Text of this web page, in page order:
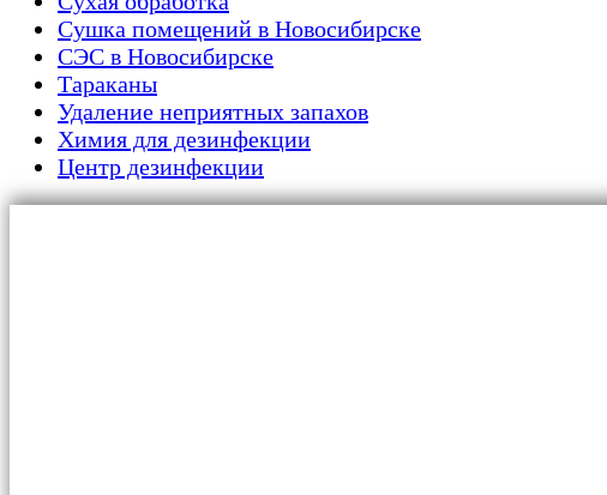
Сушка помещений в Новосибирске
СЭС в Новосибирске
Тараканы
Удаление неприятных запахов
Химия для дезинфекции
Центр дезинфекции